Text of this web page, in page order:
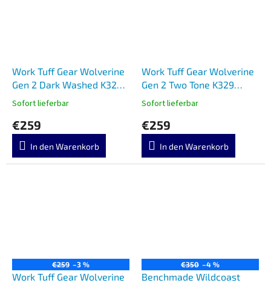
Work Tuff Gear Wolverine
Gen 2 Dark Washed K329
Micarta
Sofort lieferbar
€259
In den Warenkorb
Work Tuff Gear Wolverine
Gen 2 Two Tone K329
Micarta
Sofort lieferbar
€259
In den Warenkorb
€259 –3 %
Work Tuff Gear Wolverine
€350 –4 %
Benchmade Wildcoast